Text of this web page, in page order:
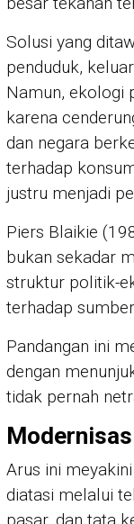
Solusi yang
penduduk,
Namun, ekologi
karena
dan negara
terhadap
justru menjadi
Piers Blaikie
bukan sekadar
struktur politik-
terhadap
Pandangan ini
dengan
tidak pernah
Arus ini
diatasi melalui
pasar, dan tata